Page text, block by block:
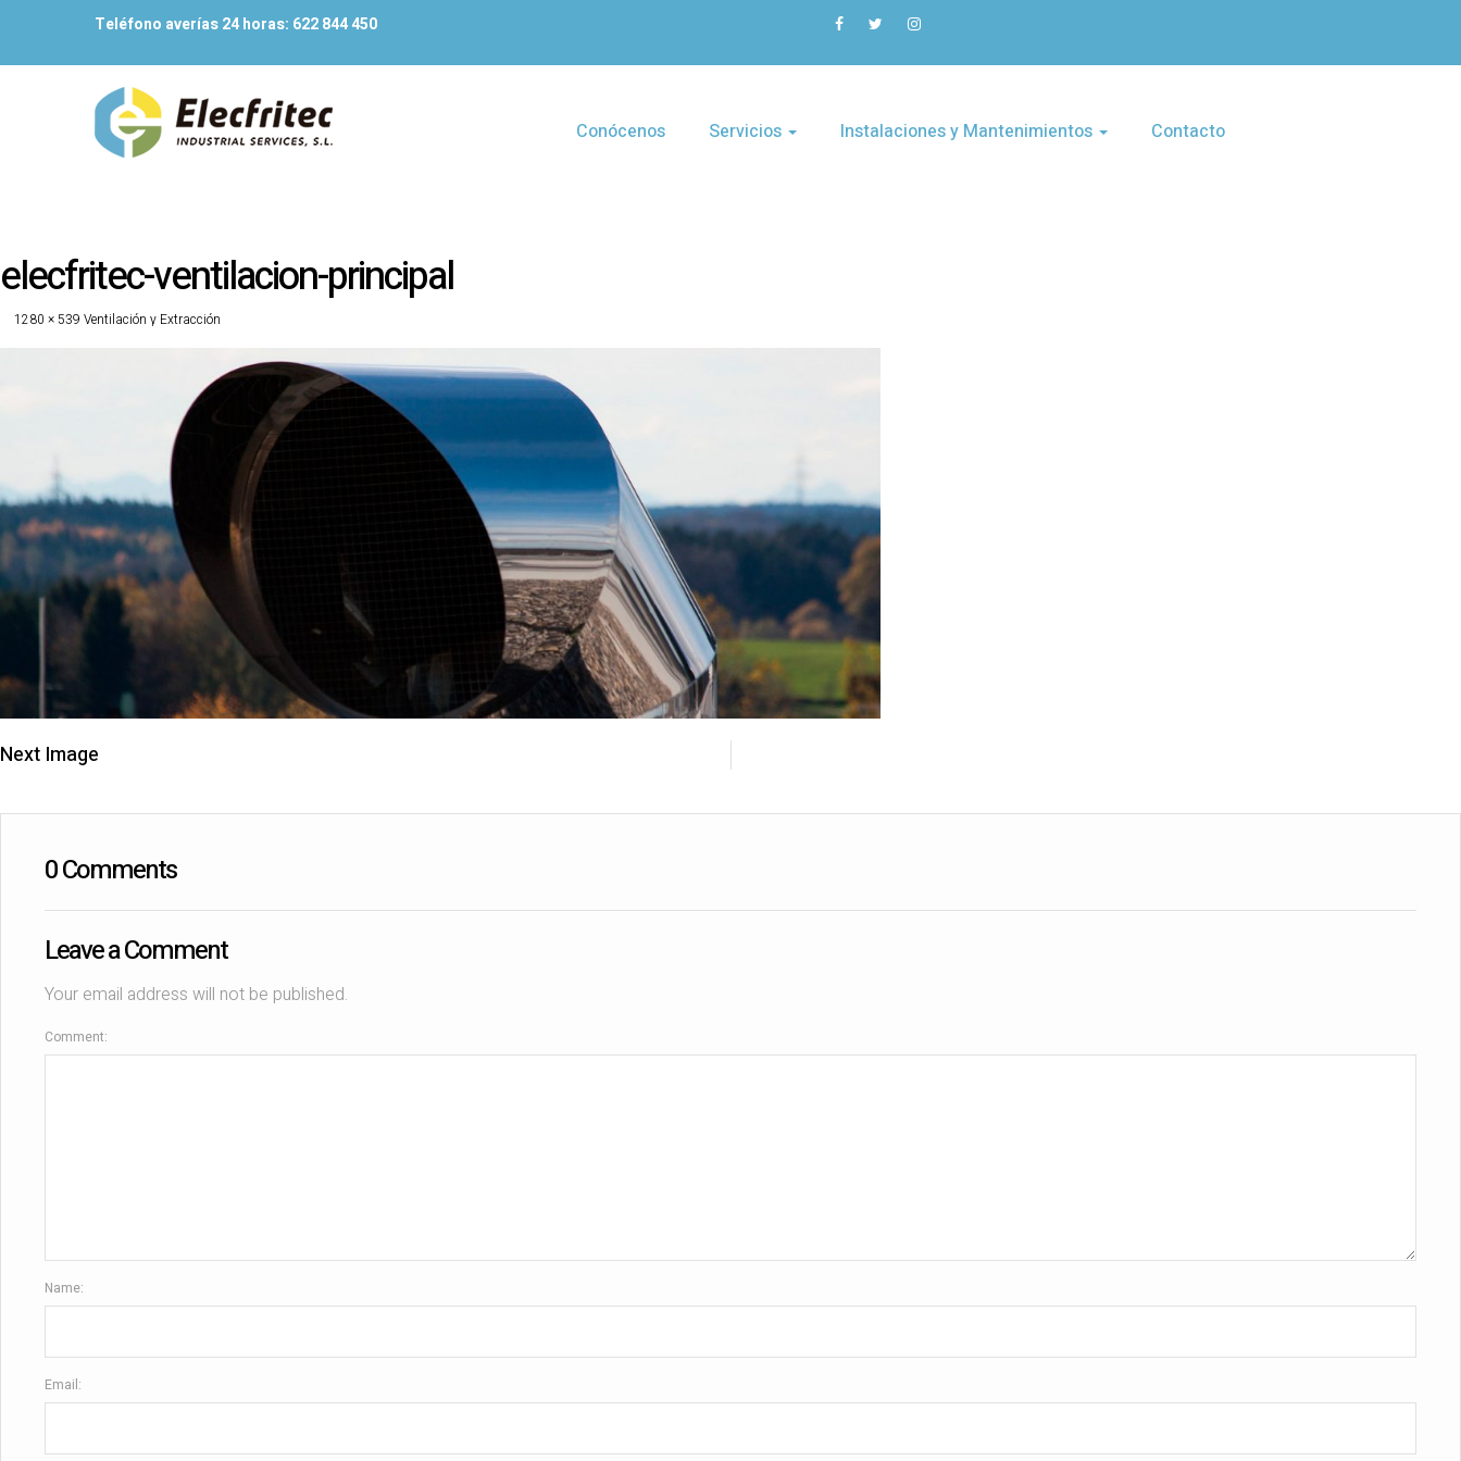
Teléfono averías 24 horas: 622 844 450
Conócenos Servicios Instalaciones y Mantenimientos Contacto
elecfritec-ventilacion-principal
1280 × 539 Ventilación y Extracción
Next Image
0 Comments
Leave a Comment
Your email address will not be published.
Comment:
Name:
Email: